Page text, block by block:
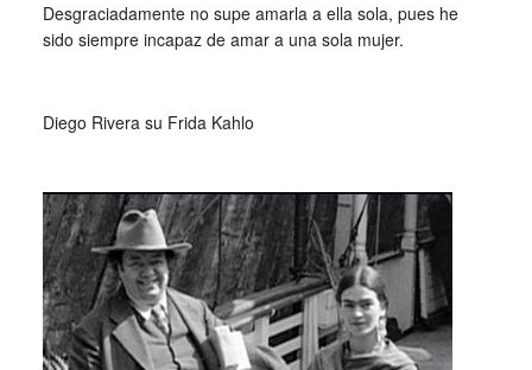
Desgraciadamente no supe amarla a ella sola, pues he
sido siempre incapaz de amar a una sola mujer.
Diego Rivera su Frida Kahlo